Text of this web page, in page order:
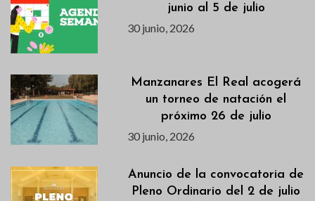
junio al 5 de julio
30 junio, 2026
Manzanares El Real acogerá
un torneo de natación el
próximo 26 de julio
30 junio, 2026
Anuncio de la convocatoria de
Pleno Ordinario del 2 de julio